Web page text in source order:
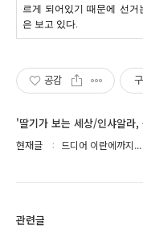
르게 되어있기 때문에 선
은 보고 있다.
공감
'딸기가 보는 세상/인샤알라
현재글 드디어 이란에까지...
관련글